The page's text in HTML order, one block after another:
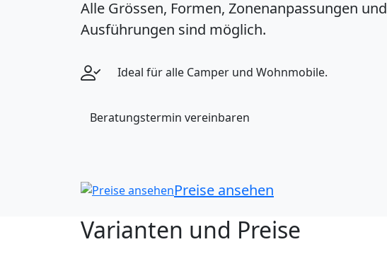
Alle Grössen, Formen, Zonenanpassungen und
Ausführungen sind möglich.
Ideal für alle Camper und Wohnmobile.
Beratungstermin vereinbaren
Preise ansehen
Varianten und Preise